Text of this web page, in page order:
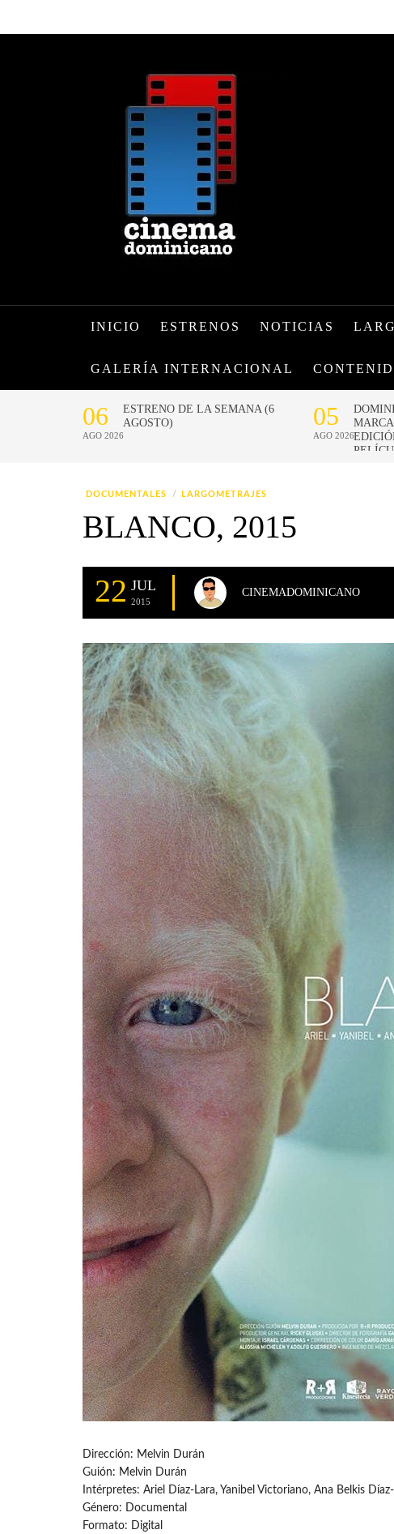
INICIO ESTRENOS NOTICIAS
GALERÍA INTERNACIONAL
DOCUMENTALES LARGOMETRAJES
BLANCO, 2015
22 JUL
2015
CINEMADOMINICANO
Dirección: Melvin Durán
Guión: Melvin Durán
Intérpretes: Ariel Díaz-Lara, Yanibel Victoriano, Ana Belkis
Género: Documental
Formato: Digital